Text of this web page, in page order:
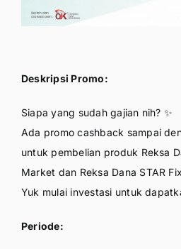
Deskripsi Promo:
Siapa yang sudah gajian nih? ✨
Ada promo cashback sampai
untuk pembelian produk Reksa
Market dan Reksa Dana STAR
Yuk mulai investasi untuk
Periode: